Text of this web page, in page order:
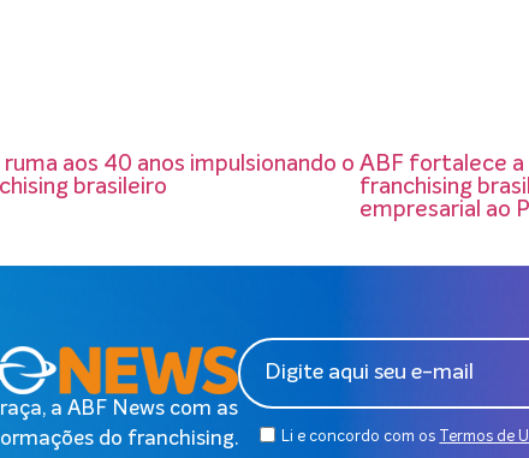
ruma aos 40 anos impulsionando o
brasileiro
ABF fortalece a
franchising
empresarial ao
a ABF News com as
do franchising.
Li e concordo com os Termos de